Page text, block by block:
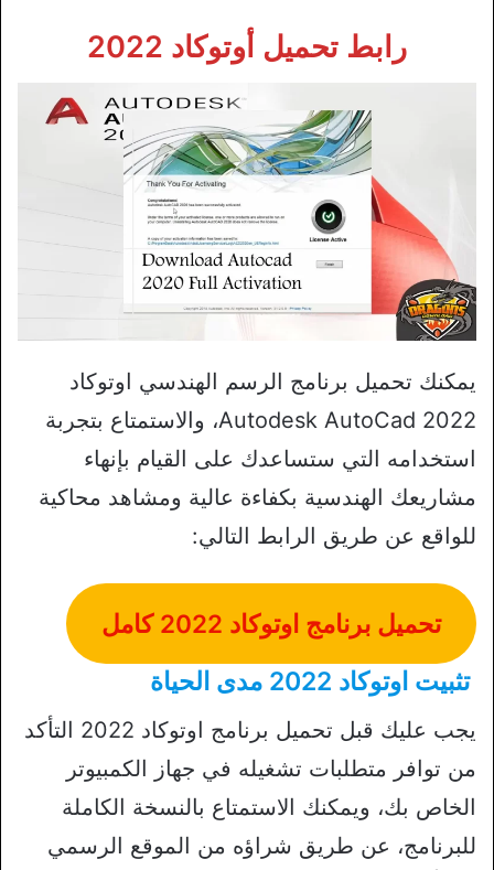
رابط تحميل أوتوكاد 2022
يمكنك تحميل برنامج الرسم الهندسي اوتوكاد
2022 Autodesk AutoCad، والاستمتاع بتجربة
استخدامه التي ستساعدك على القيام بإنهاء
مشاريعك الهندسية بكفاءة عالية ومشاهد محاكية
للواقع عن طريق الرابط التالي:
تحميل برنامج اوتوكاد 2022 كامل
تثبيت اوتوكاد 2022 مدى الحياة
يجب عليك قبل تحميل برنامج اوتوكاد 2022 التأكد
من توافر متطلبات تشغيله في جهاز الكمبيوتر
الخاص بك، ويمكنك الاستمتاع بالنسخة الكاملة
للبرنامج، عن طريق شراؤه من الموقع الرسمي